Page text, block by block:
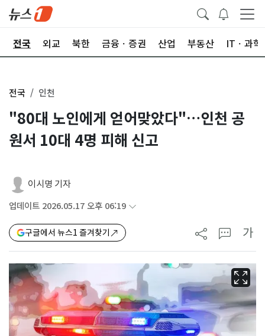
전국 외교 북한 금융ㆍ증권 산업 부동산 ITㆍ과학
전국 인천
"80대 노인에게 얻어맞았다"…인천 공
원서 10대 4명 피해 신고
이시명 기자
업데이트 2026.05.17 오후 06:19
구글에서 뉴스1 즐겨찾기 가